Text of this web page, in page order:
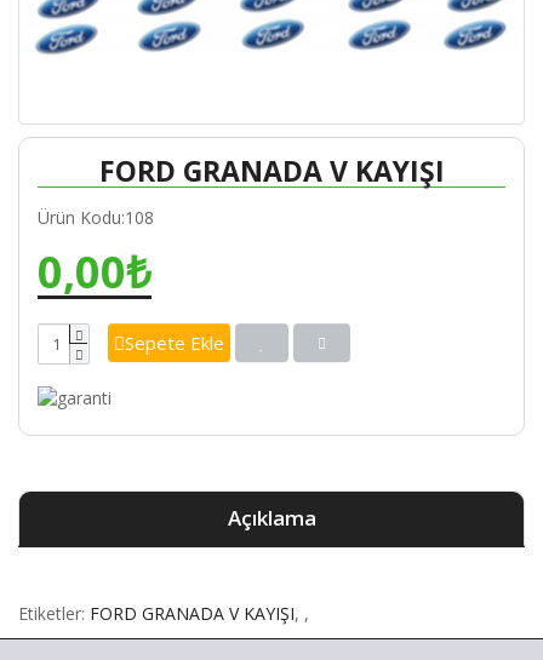
FORD GRANADA V KAYIŞI
Ürün Kodu:108
0,00₺
Sepete Ekle
Açıklama
Etiketler: FORD GRANADA V KAYIŞI, ,